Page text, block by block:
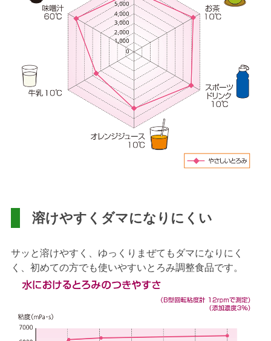
溶けやすくダマになりにくい
サッと溶けやすく、ゆっくりまぜてもダマになりにく
く、初めての方でも使いやすいとろみ調整食品です。